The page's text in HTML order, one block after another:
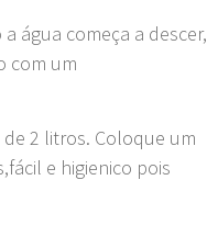
água começa a descer,
com um
2 litros. Coloque um
e higienico pois